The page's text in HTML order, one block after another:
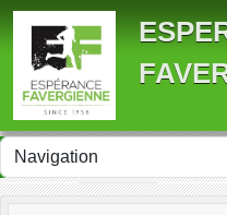
Panneau de gestion des